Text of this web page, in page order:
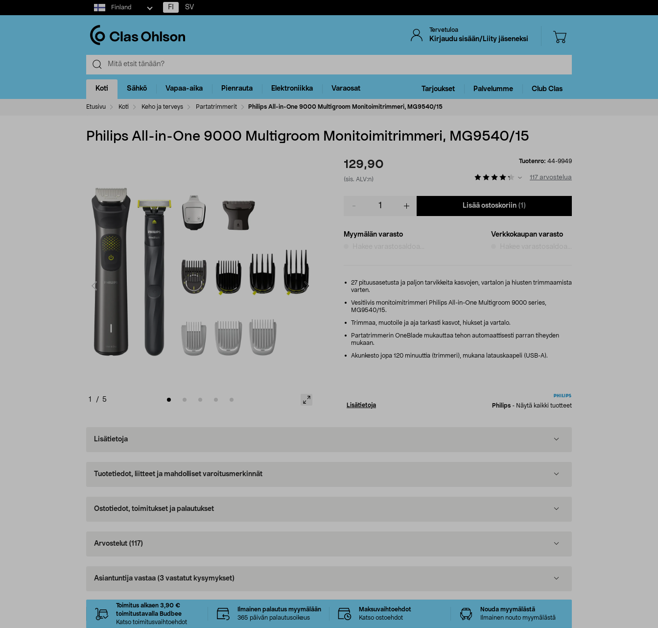
Select
market
Finland FI SV
Tervetuloa
Kirjaudu sisään/Liity jäseneksi
Koti Sähkö Vapaa-aika Pienrauta Elektroniikka Varaosat Tarjoukset Palvelumme Club Clas
Etusivu Koti Keho ja terveys Partatrimmerit Philips All-in-One 9000 Multigroom Monitoimitrimmeri, MG9540/15
Philips All-in-One 9000 Multigroom Monitoimitrimmeri, MG9540/15
1 / 5
129,90
(sis. ALV:n)
Tuotenro: 44-9949
117 arvostelua
Lisää ostoskoriin (1)
Myymälän varasto
Verkkokaupan varasto
27 pituusasetusta ja paljon tarvikkeita kasvojen, vartalon ja hiusten trimmaamista
varten.
Vesitiivis monitoimitrimmeri Philips All-in-One Multigroom 9000 series,
MG9540/15.
Trimmaa, muotoile ja aja tarkasti kasvot, hiukset ja vartalo.
Partatrimmerin OneBlade mukauttaa tehon automaattisesti parran tiheyden
mukaan.
Akunkesto jopa 120 minuuttia (trimmeri), mukana latauskaapeli (USB-A).
Lisätietoja Philips - Näytä kaikki tuotteet
Lisätietoja
Tuotetiedot, liitteet ja mahdolliset varoitusmerkinnät
Ostotiedot, toimitukset ja palautukset
Arvostelut (117)
Asiantuntija vastaa (3 vastatut kysymykset)
Toimitus alkaen 3,90 €
toimitustavalla Budbee
Katso toimitusvaihtoehdot
Ilmainen palautus myymälään
365 päivän palautusoikeus
Maksuvaihtoehdot
Katso ostoehdot
Nouda myymälästä
Ilmainen nouto myymälästä